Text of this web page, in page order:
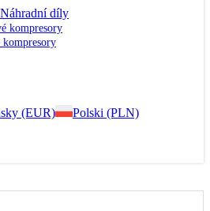
Náhradní díly
kompresory
kompresory
(EUR)
Polski (PLN)